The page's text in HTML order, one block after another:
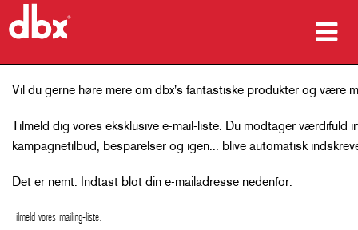
produkter
Case studies
hvor man kan købe
Vil du gerne høre mere om dbx's fantastiske produkter og være
Tilmeld dig vores eksklusive e-mail-liste. Du modtager værdifuld
kampagnetilbud, besparelser og igen... blive automatisk
Det er nemt. Indtast blot din e-mailadresse nedenfor.
Tilmeld vores mailing-liste: